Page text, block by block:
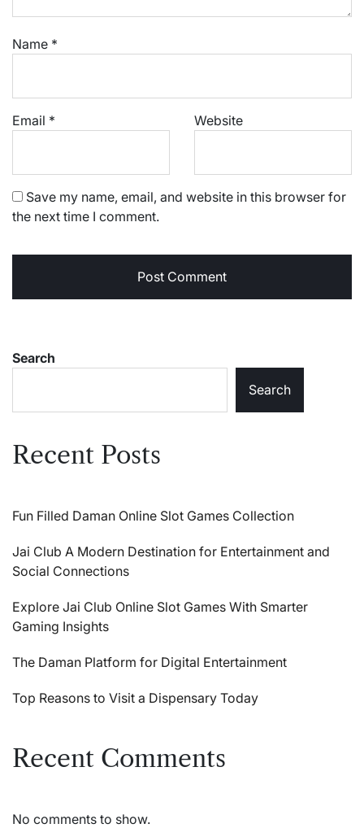
Name *
Email * Website
Save my name, email, and website in this browser for
the next time I comment.
Search
Search
Recent Posts
Fun Filled Daman Online Slot Games Collection
Jai Club A Modern Destination for Entertainment and
Social Connections
Explore Jai Club Online Slot Games With Smarter
Gaming Insights
The Daman Platform for Digital Entertainment
Top Reasons to Visit a Dispensary Today
Recent Comments
No comments to show.